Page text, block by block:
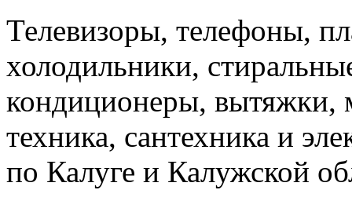
Телевизоры, телефоны,
холодильники,
кондиционеры, вытяжки,
техника, сантехника и
по Калуге и Калужской